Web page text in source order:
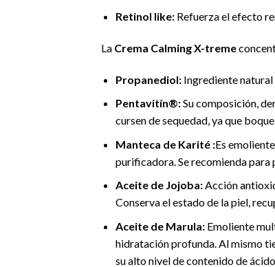
Retinol like: Refuerza el efecto
La Crema Calming X-treme
Propanediol:Ingrediente natural
Pentavitín®:Su composición,
cursen de sequedad, ya que
Manteca de Karité :Es
purificadora. Se recomienda para
Aceite de Jojoba:Acción
Conserva el estado de la piel,
Aceite de Marula:Emoliente
hidratación profunda. Al mismo
su alto nivel de contenido de